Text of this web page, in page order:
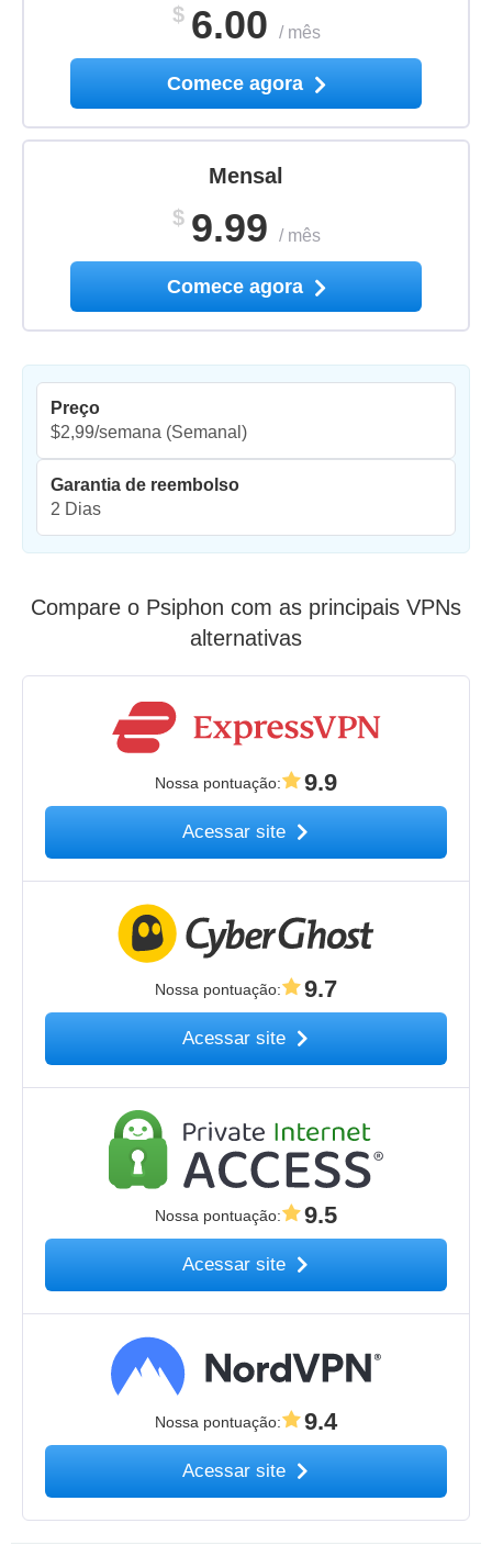
$ 6.00 / mês
Comece agora
Mensal
$ 9.99 / mês
Comece agora
Preço
$2,99/semana (Semanal)
Garantia de reembolso
2 Dias
Compare o Psiphon com as principais VPNs
alternativas
Nossa pontuação: 9.9
Acessar site
Nossa pontuação: 9.7
Acessar site
Nossa pontuação: 9.5
Acessar site
Nossa pontuação: 9.4
Acessar site